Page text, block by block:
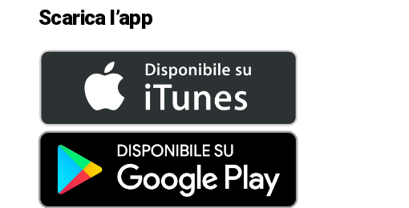
Scarica l’app